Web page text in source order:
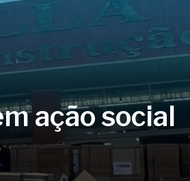
ação social